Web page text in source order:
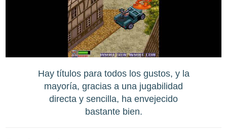
Hay títulos para todos los gustos, y la
mayoría, gracias a una jugabilidad
directa y sencilla, ha envejecido
bastante bien.